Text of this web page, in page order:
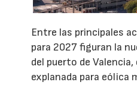
Entre las principales
para 2027 figuran la
del puerto de
explanada para eólica